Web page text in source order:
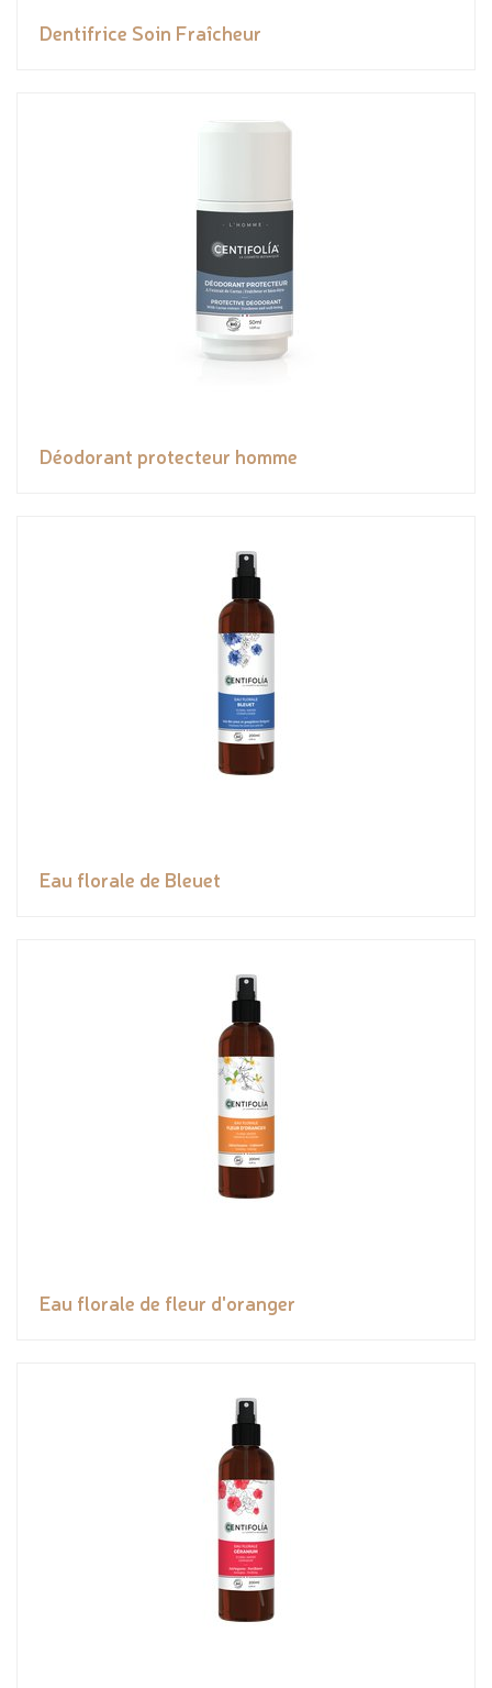
Dentifrice Soin Fraîcheur
Déodorant protecteur homme
Eau florale de Bleuet
Eau florale de fleur d'oranger